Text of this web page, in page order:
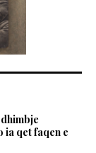
qet faqen e